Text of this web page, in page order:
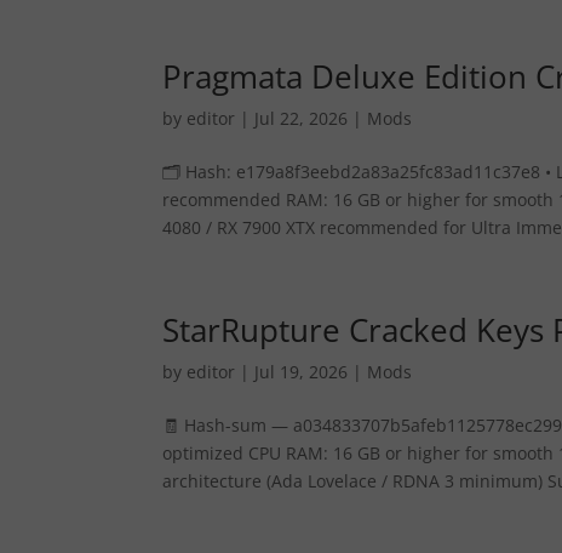
Pragmata Deluxe Edition
by editor | Jul 22, 2026 | Mods
🗂 Hash: e179a8f3eebd2a83a25fc83ad11c37e8
recommended RAM: 16 GB or higher for smooth
4080 / RX 7900 XTX recommended for Ultra
StarRupture Cracked
by editor | Jul 19, 2026 | Mods
🧾 Hash-sum —
optimized CPU RAM: 16 GB or higher for
architecture (Ada Lovelace / RDNA 3 minimum)